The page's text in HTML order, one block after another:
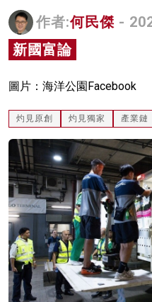
名家榜
灼見活動
作者:何民傑 -
新國富論
圖片：海洋公園Facebook
灼見原創 灼見獨家 產業鏈